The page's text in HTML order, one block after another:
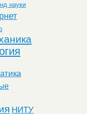
науки
НИТУ